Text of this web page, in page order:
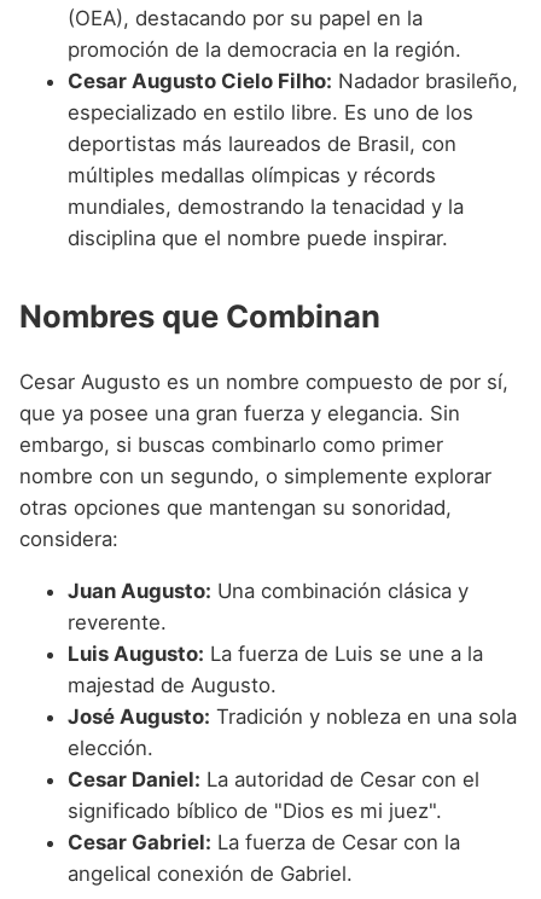
(OEA), destacando por su papel en la
promoción de la democracia en la región.
Cesar Augusto Cielo Filho: Nadador brasileño,
especializado en estilo libre. Es uno de los
deportistas más laureados de Brasil, con
múltiples medallas olímpicas y récords
mundiales, demostrando la tenacidad y la
disciplina que el nombre puede inspirar.
Nombres que Combinan
Cesar Augusto es un nombre compuesto de por sí,
que ya posee una gran fuerza y elegancia. Sin
embargo, si buscas combinarlo como primer
nombre con un segundo, o simplemente explorar
otras opciones que mantengan su sonoridad,
considera:
Juan Augusto: Una combinación clásica y
reverente.
Luis Augusto: La fuerza de Luis se une a la
majestad de Augusto.
José Augusto: Tradición y nobleza en una sola
elección.
Cesar Daniel: La autoridad de Cesar con el
significado bíblico de "Dios es mi juez".
Cesar Gabriel: La fuerza de Cesar con la
angelical conexión de Gabriel.